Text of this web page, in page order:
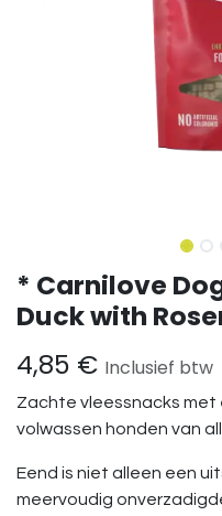
* Carnilove
Duck with
4,85 € Inclusief btw
Zachte vleessnacks met
volwassen honden van
Eend is niet alleen een
meervoudig